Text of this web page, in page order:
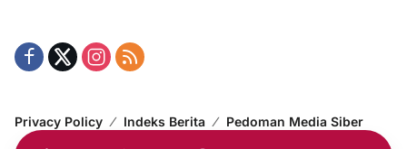
Privacy Policy Indeks Berita Pedoman Media Siber